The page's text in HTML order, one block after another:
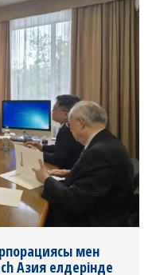
мен
Азия елдерінде